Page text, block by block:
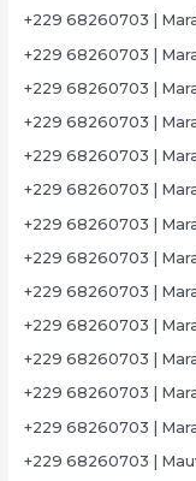
+229 68260703 |
+229 68260703 |
+229 68260703 |
+229 68260703 |
+229 68260703 |
+229 68260703 |
+229 68260703 |
+229 68260703 |
+229 68260703 |
+229 68260703 |
+229 68260703 |
+229 68260703 |
+229 68260703 |
+229 68260703 |